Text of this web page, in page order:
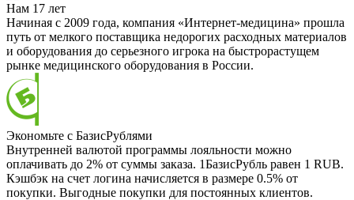
Нам 17 лет
Начиная с 2009 года, компания «Интернет-медицина» прошла
путь от мелкого поставщика недорогих расходных материалов
и оборудования до серьезного игрока на быстрорастущем
рынке медицинского оборудования в России.
Экономьте с БазисРублями
Внутренней валютой программы лояльности можно
оплачивать до 2% от суммы заказа. 1БазисРубль равен 1 RUB.
Кэшбэк на счет логина начисляется в размере 0.5% от
покупки. Выгодные покупки для постоянных клиентов.